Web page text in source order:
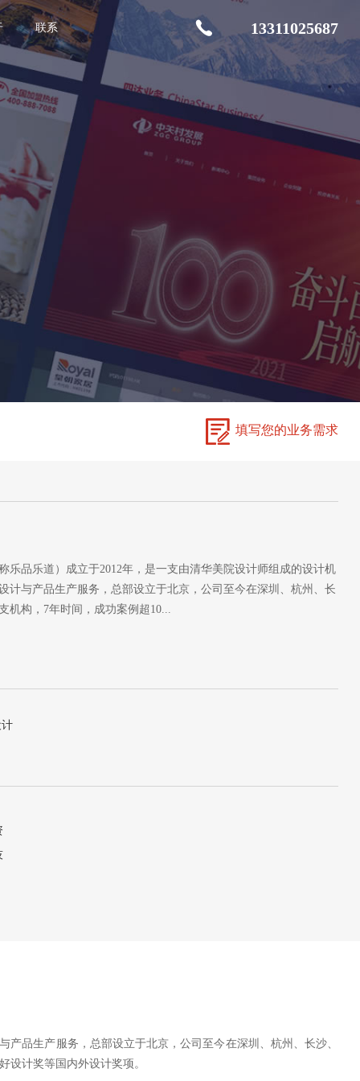
联系 13311025687
填写您的业务需求
乐品乐道）成立于2012年，是一支由清华美院设计师组成的设计机
计与产品生产服务，总部设立于北京，公司至今在深圳、杭州、长
机构，7年时间，成功案例超10...
品生产服务，总部设立于北京，公司至今在深圳、杭州、长沙、
设计奖等国内外设计奖项。